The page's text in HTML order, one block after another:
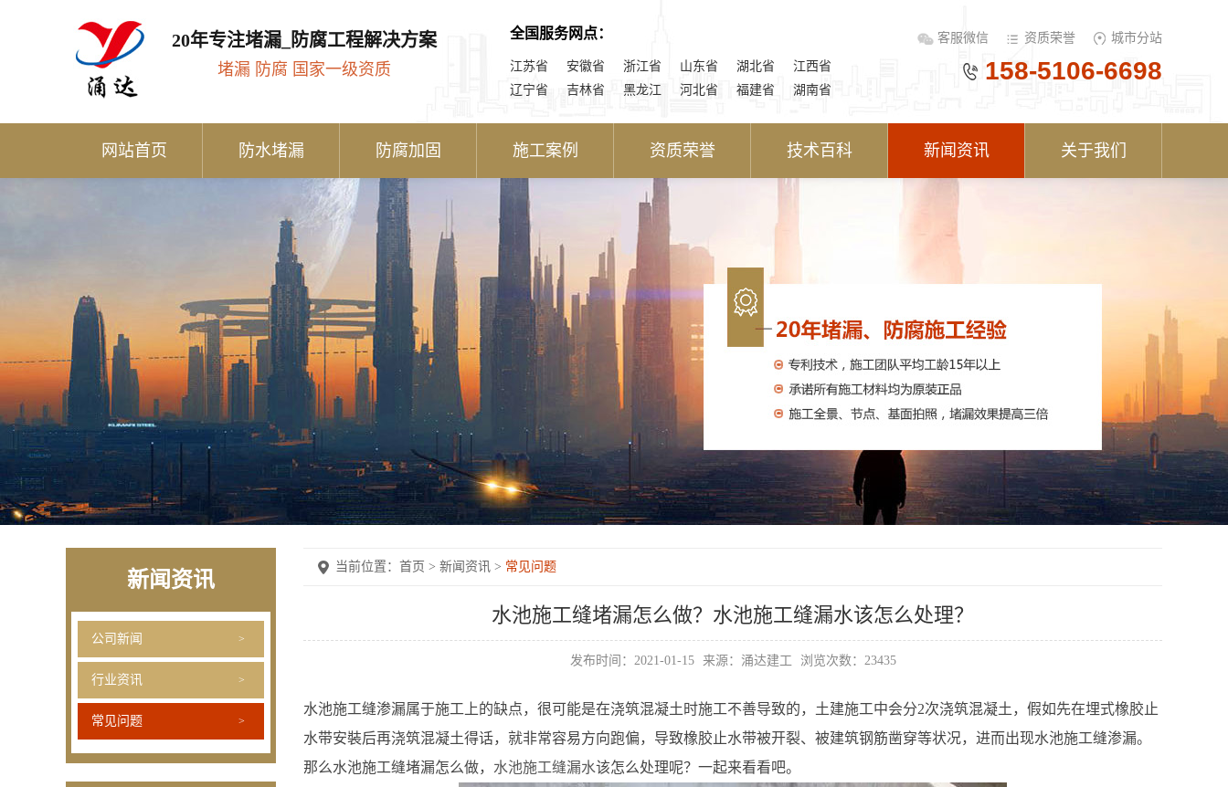
20年专注堵漏_防腐工程解决方案
堵漏 防腐 国家一级资质
全国服务网点：
江苏省 安徽省 浙江省 山东省 湖北省
江西省
辽宁省
吉林省 黑龙江 河北省 福建省 湖南省
客服微信 资质荣誉 城市分站
158-5106-6698
网站首页 防水堵漏 防腐加固 施工案例 资质荣誉 技术百科 新闻资讯 关于我们
新闻资讯
公司新闻
行业资讯
常见问题
当前位置： 首页 > 新闻资讯 > 常见问题
水池施工缝堵漏怎么做？水池施工缝漏水该怎么处理？
发布时间：2021-01-15 来源：涌达建工 浏览次数：23435
水池施工缝渗漏属于施工上的缺点，很可能是在浇筑混凝土时施工不善导致的，土建施工中会分2次浇筑混凝土，假如先在埋式橡胶止
水带安裝后再浇筑混凝土得话，就非常容易方向跑偏，导致橡胶止水带被开裂、被建筑钢筋凿穿等状况，进而出现水池施工缝渗漏。
那么水池施工缝堵漏怎么做， 水池施工缝漏水该怎么处理呢？一起来看看吧。